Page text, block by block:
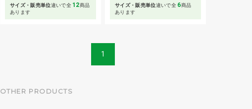
サイズ・販売単位違いで全 12商品
あります
サイズ・販売単位違いで全 6商品
あります
1
OTHER PRODUCTS